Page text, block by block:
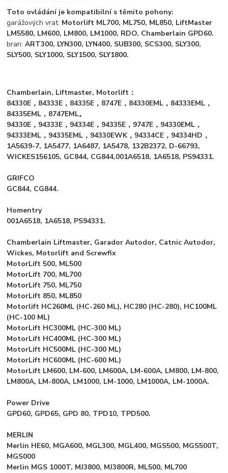
Toto ovládání je kompatibilní s těmito pohony:
garážových vrat: Motorlift ML700, ML750, ML850, LiftMaster
LM5580, LM600, LM800, LM1000, RDO, Chamberlain GPD60.
bran:ART300, LYN300, LYN400, SUB300, SCS300, SLY300,
SLY500, SLY1000, SLY1500, SLY1800.
Chamberlain, Liftmaster, Motorlift：
84330E，84333E，84335E，8747E，84330EML，84333EML，
84335EML，8747EML。
94330E，94333E，94334E，94335E，9747E，94330EML，
94333EML，94335EML，94330EWK，94334CE，94334HD，
1A5639-7, 1A5477, 1A6487, 1A5478, 132B2372, D-66793,
WICKES156105, GC844, CG844,001A6518, 1A6518, PS94331.
GRIFCO
GC844, CG844.
Homentry
001A6518, 1A6518, PS94331.
Chamberlain Liftmaster, Garador Autodor, Catnic Autodor,
Wickes, Motorlift and Screwfix
MotorLift 500, ML500
MotorLift 700, ML700
MotorLift 750, ML750
MotorLift 850, ML850
Motorlift HC260ML (HC-260 ML), HC280 (HC-280), HC100ML
(HC-100 ML)
MotorLift HC300ML (HC-300 ML)
MotorLift HC400ML (HC-300 ML)
MotorLift HC500ML (HC-300 ML)
MotorLift HC600ML (HC-600 ML)
MotorLift LM600, LM-600, LM600A, LM-600A, LM800, LM-800,
LM800A, LM-800A, LM1000, LM-1000, LM1000A, LM-1000A.
Power Drive
GPD60, GPD65, GPD 80, TPD10, TPD500.
MERLIN
Merlin HE60, MGA600, MGL300, MGL400, MGS500, MGS500T,
MGS000
Merlin MGS 1000T, MJ3800, MJ3800R, ML500, ML700